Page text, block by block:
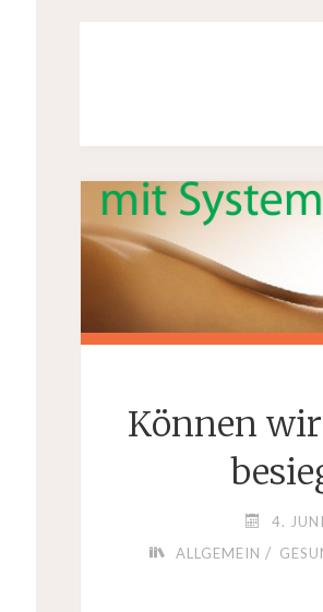
Können
4.
ALLGEMEIN /